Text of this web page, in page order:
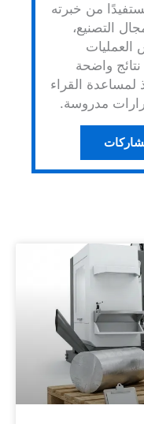
من خبرته
التصنيع،
نتائج واضحة
لمساعدة القراء
مدروسة.